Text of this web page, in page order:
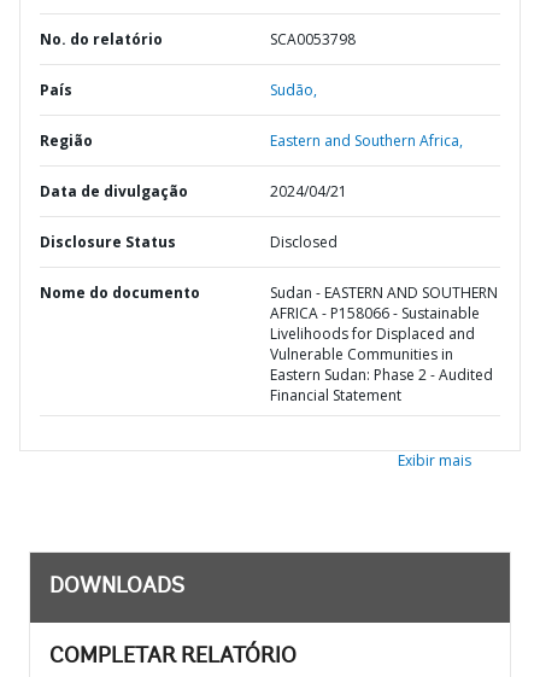
No. do relatório SCA0053798
País Sudão,
Região Eastern and Southern Africa,
Data de divulgação 2024/04/21
Disclosure Status Disclosed
Nome do documento
Sudan - EASTERN AND SOUTHERN
AFRICA - P158066 - Sustainable
Livelihoods for Displaced and
Vulnerable Communities in
Eastern Sudan: Phase 2 - Audited
Financial Statement
Exibir mais
DOWNLOADS
COMPLETAR RELATÓRIO